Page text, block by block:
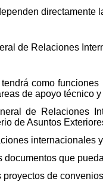
directamente
de Relaciones
como
de apoyo técnico
de Relaciones
de Asuntos
internacionales
documentos que
de